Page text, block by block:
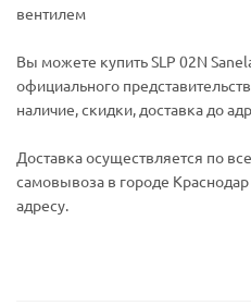
вентилем
Вы можете купить SLP 02N
официального
наличие, скидки, доставка до
Доставка осуществляется по
самовывоза в городе
адресу.